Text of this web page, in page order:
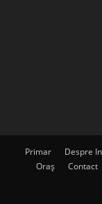
Primar Despre
Oraș
Contact